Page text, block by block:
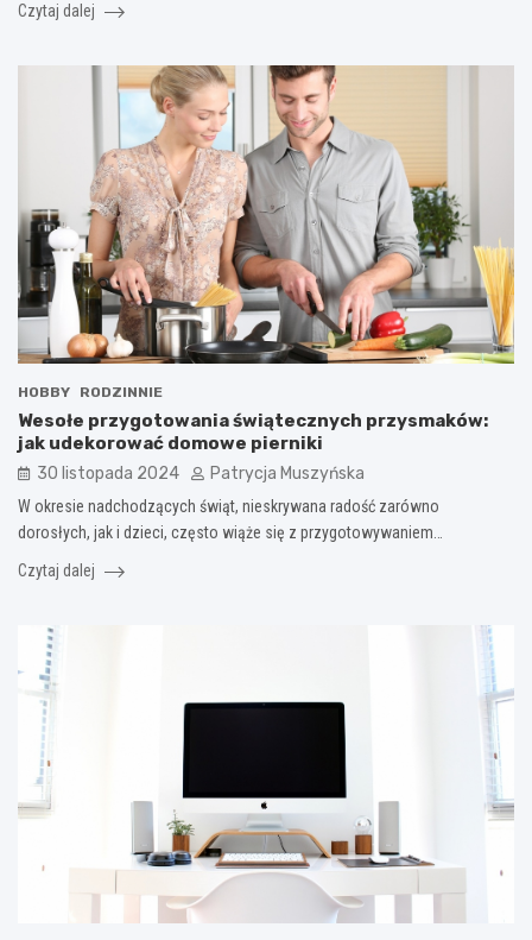
Czytaj dalej
HOBBY RODZINNIE
Wesołe przygotowania świątecznych przysmaków:
jak udekorować domowe pierniki
30 listopada 2024 Patrycja Muszyńska
W okresie nadchodzących świąt, nieskrywana radość zarówno
dorosłych, jak i dzieci, często wiąże się z przygotowywaniem…
Czytaj dalej